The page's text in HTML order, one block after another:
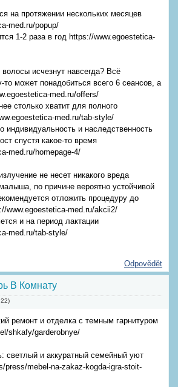
на протяжении нескольких месяцев
med.ru/popup/
1-2 раза в год https://www.egoestetica-
исчезнут навсегда? Всё
может понадобиться всего 6 сеансов, а
med.ru/offers/
столько хватит для полного
med.ru/tab-style/
индивидуальность и наследственность
спустя какое-то время
med.ru/homepage-4/
не несет никакого вреда
по причине вероятно устойчивой
отложить процедуру до
www.egoestetica-med.ru/akcii2/
и на период лактации
med.ru/tab-style/
Odpovědět
В Комнату
)
ремонт и отделка с темным гарнитуром
shkafy/garderobnye/
светлый и аккуратный семейный уют
press/mebel-na-zakaz-kogda-igra-stoit-